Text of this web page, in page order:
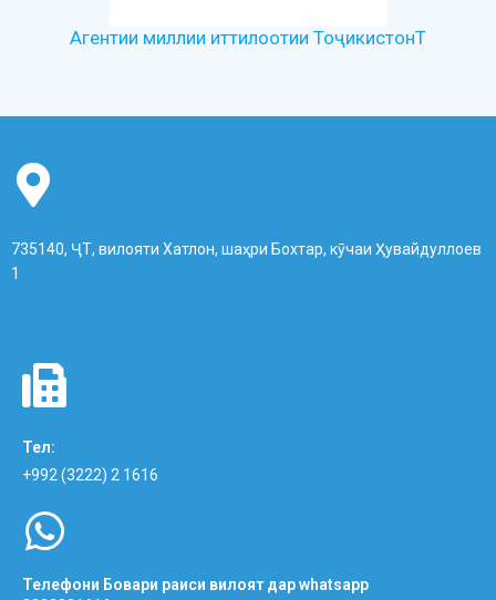
Агентии миллии иттилоотии ТоҷикистонТ
735140, ҶТ, вилояти Хатлон, шаҳри Бохтар, кӯчаи Ҳувайдуллоев
1
Тел:
+992 (3222) 2 1616
Телефони Бовари раиси вилоят дар whatsapp